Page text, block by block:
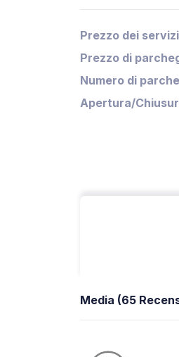
Prezzo dei servizi
Prezzo di
Numero di
Apertura/
Media (65